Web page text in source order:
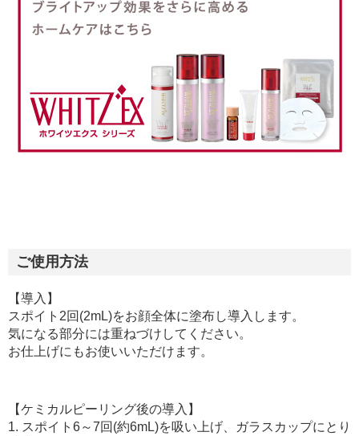
ご使用方法
【導入】
スポイト2回(2mL)をお顔全体に塗布し導入します。
気になる部分には重ねづけしてください。
お仕上げにもお使いいただけます。
【ケミカルピーリング後の導入】
1. スポイト6～7回(約6mL)を吸い上げ、ガラスカップにとり